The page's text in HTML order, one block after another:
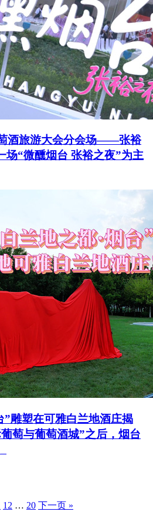
酒旅游大会分会场——张裕
场“微醺烟台 张裕之夜”为主
”雕塑在可雅白兰地酒庄揭
萄与葡萄酒城”之后，烟台
12 … 20 下一页 »